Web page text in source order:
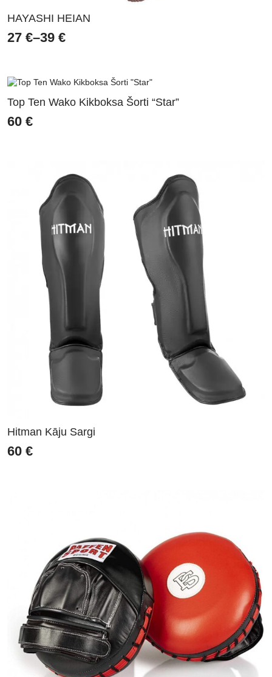
HAYASHI HEIAN
27 €–39 €
Price
27 €
through
39 €
Top Ten Wako Kikboksa Šorti “Star”
60 €
Hitman Kāju Sargi
60 €